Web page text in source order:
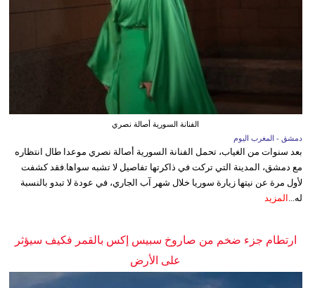
الفنانة السورية أصالة نصري
دمشق - المغرب اليوم
بعد سنوات من الغياب، تحمل الفنانة السورية أصالة نصري موعدا طال انتظاره
مع دمشق، المدينة التي تركت في ذاكرتها تفاصيل لا تشبه سواها.فقد كشفت
لأول مرة عن نيتها زيارة سوريا خلال شهر آب الجاري، في عودة لا تبدو بالنسبة
له... المزيد
ارتطام جزء ضخم من صاروخ سبيس إكس بالقمر فكيف سيؤثر
على الأرض